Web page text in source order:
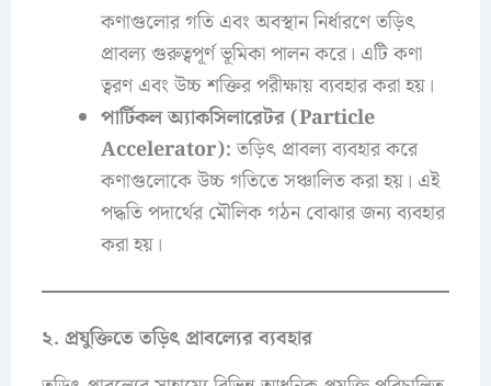
কণাগুলোর গতি এবং অবস্থান নির্ধারণে তড়িৎ
প্রাবল্য গুরুত্বপূর্ণ ভূমিকা পালন করে। এটি কণা
ত্বরণ এবং উচ্চ শক্তির পরীক্ষায় ব্যবহার করা হয়।
পার্টিকল অ্যাকসিলারেটর (Particle
Accelerator): তড়িৎ প্রাবল্য ব্যবহার করে
কণাগুলোকে উচ্চ গতিতে সঞ্চালিত করা হয়। এই
পদ্ধতি পদার্থের মৌলিক গঠন বোঝার জন্য ব্যবহার
করা হয়।
২. প্রযুক্তিতে তড়িৎ প্রাবল্যের ব্যবহার